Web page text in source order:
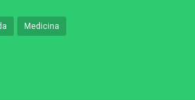
Medicina